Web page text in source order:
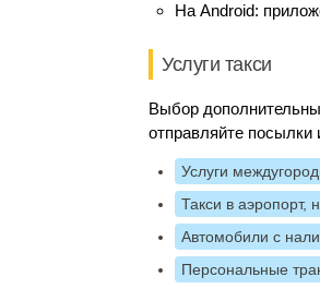
На Android:
Услуги такси
Выбор
отправляйте посылки
Услуги
Такси в аэропорт,
Автомобили с
Персональные